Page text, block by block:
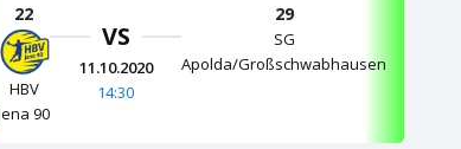
22
HBV
90
VS
11.10.2020
14:30
29
SG
Apolda/Großschwabhausen